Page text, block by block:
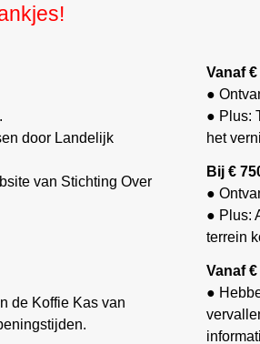
door Landelijk
van Stichting Over
de Koffie Kas van
Vanaf €
●
● Plus:
het
Bij €
●
● Plus:
terrein
Vanaf €
●